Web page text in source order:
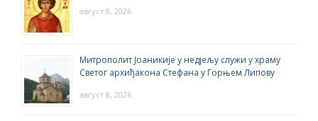
август 8, 2026
Митрополит Јоаникије у недјељу служи у храму
Светог архиђакона Стефана у Горњем Липову
август 8, 2026